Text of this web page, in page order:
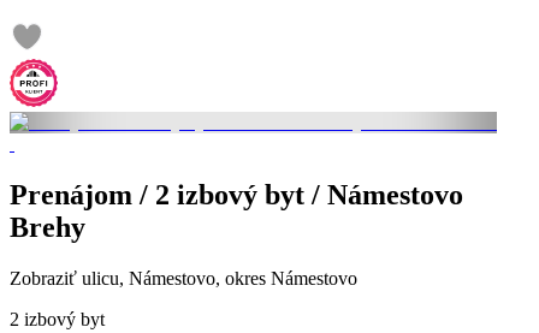
Prenájom / 2 izbový byt / Námestovo
Brehy
Zobraziť ulicu, Námestovo, okres Námestovo
2 izbový byt